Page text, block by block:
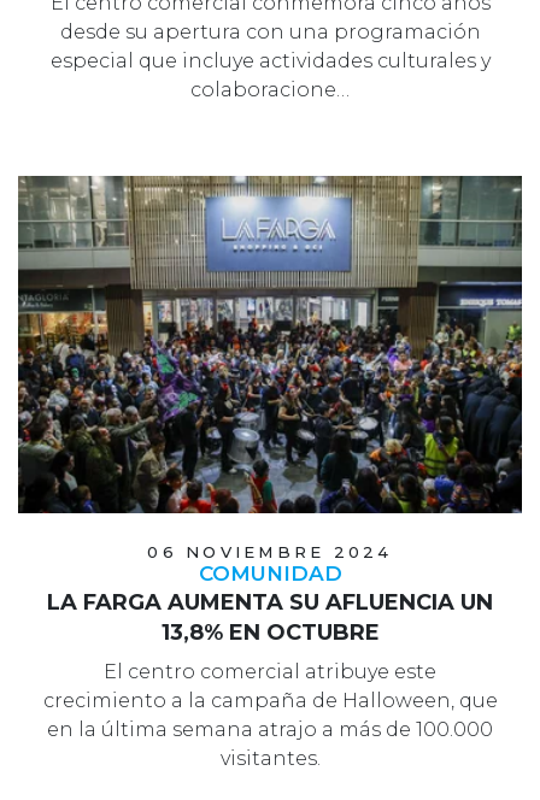
desde su apertura con una programación
especial que incluye actividades culturales y
colaboracione…
06 NOVIEMBRE 2024
COMUNIDAD
LA FARGA AUMENTA SU AFLUENCIA UN
13,8% EN OCTUBRE
El centro comercial atribuye este
crecimiento a la campaña de Halloween, que
en la última semana atrajo a más de 100.000
visitantes.